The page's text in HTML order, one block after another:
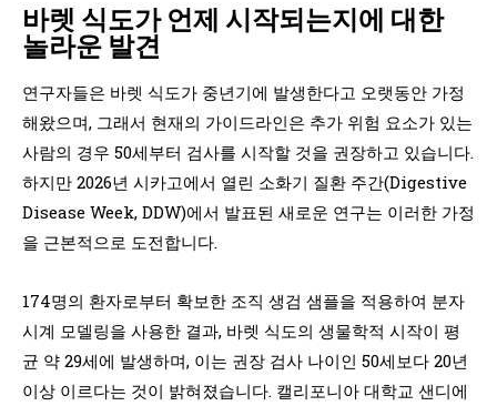
바렛 식도가 언제 시작되는지에 대한
놀라운 발견
연구자들은 바렛 식도가 중년기에 발생한다고 오랫동안 가정
해왔으며, 그래서 현재의 가이드라인은 추가 위험 요소가 있는
사람의 경우 50세부터 검사를 시작할 것을 권장하고 있습니다.
하지만 2026년 시카고에서 열린 소화기 질환 주간(Digestive
Disease Week, DDW)에서 발표된 새로운 연구는 이러한 가정
을 근본적으로 도전합니다.
174명의 환자로부터 확보한 조직 생검 샘플을 적용하여 분자
시계 모델링을 사용한 결과, 바렛 식도의 생물학적 시작이 평
균 약 29세에 발생하며, 이는 권장 검사 나이인 50세보다 20년
이상 이르다는 것이 밝혀졌습니다. 캘리포니아 대학교 샌디에